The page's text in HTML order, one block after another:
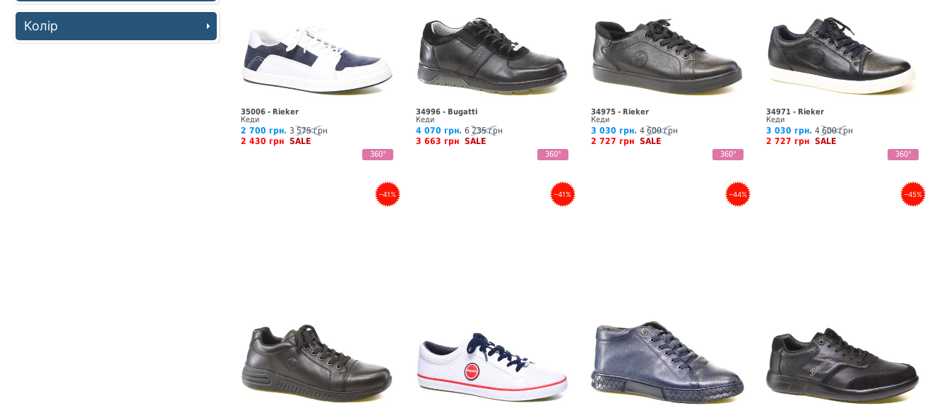
Колір
35006 - Rieker
Кеди
2 700 грн. 3 575 грн
2 430 грн SALE
360°
34996 - Bugatti
Кеди
4 070 грн. 6 235 грн
3 663 грн SALE
360°
34975 - Rieker
Кеди
3 030 грн. 4 600 грн
2 727 грн SALE
360°
34971 - Rieker
Кеди
3 030 грн. 4 600 грн
2 727 грн SALE
360°
–41% –41% –44% –45%